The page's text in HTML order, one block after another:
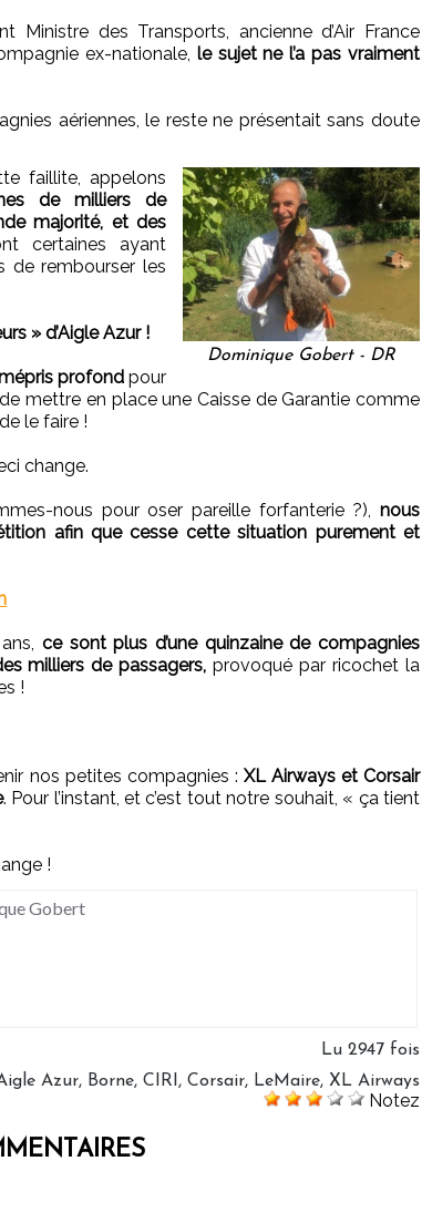
Ministre des Transports, ancienne d’Air France
ex-nationale, le sujet ne l’a pas vraiment
aériennes, le reste ne présentait sans doute
Dominique Gobert - DR
faillite, appelons
de milliers de
majorité, et des
certaines ayant
de rembourser les
» d’Aigle Azur !
profondpour
mettre en place une Caisse de Garantie comme
le faire !
change.
nous pour oser pareille forfanterie ?), nous
afin que cesse cette situation purement et
ce sont plus d’une quinzaine de compagnies
milliers de passagers, provoqué par ricochet la
!
nos petites compagnies : XL Airways et Corsair
. Pour l’instant, et c’est tout notre souhait, « ça tient
!
Gobert
Lu 2947 fois
Azur, Borne, CIRI , Corsair, LeMaire, XL Airways
Notez